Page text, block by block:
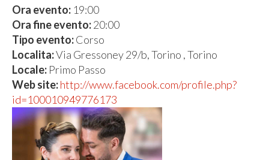
Ora evento: 19:00
Ora fine evento:20:00
Tipo evento:Corso
Localita:Via Gressoney 29/b, Torino , Torino
Locale: Primo Passo
Web site:http://www.facebook.com/profile.php?
id=100010949776173